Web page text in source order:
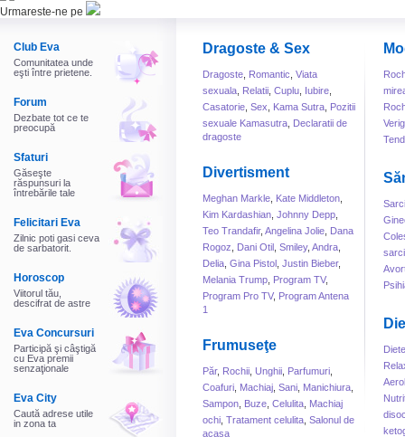
Urmareste-ne pe
Club Eva
Comunitatea unde
eşti între prietene.
Forum
Dezbate tot ce te
preocupă
Sfaturi
Găseşte
răspunsuri la
întrebările tale
Felicitari Eva
Zilnic poti gasi ceva
de sarbatorit.
Horoscop
Viitorul tău,
descifrat de astre
Eva Concursuri
Participă şi câştigă
cu Eva premii
senzaţionale
Eva City
Caută adrese utile
in zona ta
Dragoste & Sex
Dragoste Romantic Viata
sexuala Relatii Cuplu Iubire
Casatorie Sex Kama Sutra Pozitii
sexuale Kamasutra Declaratii de
dragoste
Divertisment
Meghan Markle Kate Middleton
Kim Kardashian Johnny Depp
Teo Trandafir, Angelina Jolie Dana
Rogoz
Dani Otil Smiley, Andra
Delia Gina Pistol Justin Bieber,
Melania Trump Program TV,
Program Pro TV, Program Antena
1
Frumuseţe
Păr, Rochii Unghii Parfumuri
Coafuri Machiaj Sani Manichiura
Sampon Buze Celulita Machiaj
ochi Tratament celulita Salonul de
acasa
Diete